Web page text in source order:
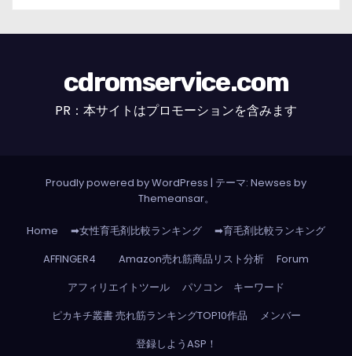
cdromservice.com
PR：本サイトはプロモーションを含みます
Proudly powered by WordPress | テーマ: Newses by
Themeansar。
Home ➡女性育毛剤比較ランキング
➡育毛剤比較ランキング
AFFINGER4
Amazon売れ筋商品リスト分析
Forum
アフィリエイトツール
パソコン キーワード
ピカキチ叢書 売れ筋ランキングTOP10作品
メンバー
登録しようASP！